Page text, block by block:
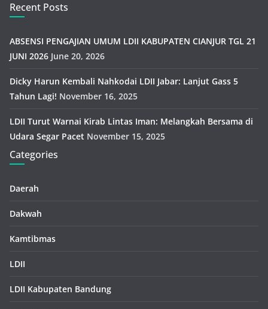
Recent Posts
ABSENSI PENGAJIAN UMUM LDII KABUPATEN CIANJUR TGL 21
JUNI 2026 June 20, 2026
Dicky Harun Kembali Nahkodai LDII Jabar: Lanjut Gass 5
Tahun Lagi! November 16, 2025
LDII Turut Warnai Kirab Lintas Iman: Melangkah Bersama di
Udara Segar Pacet November 15, 2025
Categories
Daerah
Dakwah
Kamtibmas
LDII
LDII Kabupaten Bandung